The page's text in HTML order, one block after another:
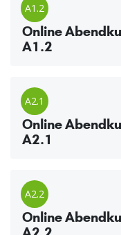
A1.2
Online
A1.2
A2.1
Online
A2.1
A2.2
Online